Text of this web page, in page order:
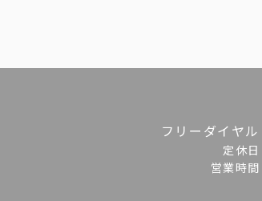
フリーダイヤル
定休日
営業時間